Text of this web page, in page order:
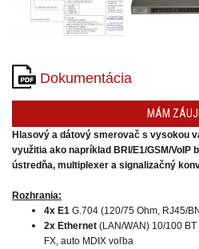
SW
produkty
Dokumentácia
MÁM
Hlasový a dátový smerovač s vysokou
využitia ako napríklad BRI/E1/GSM/VoIP
ústredňa, multiplexer a signalizačný
Rozhrania:
4x E1 G.704 (120/75 Ohm, RJ45/
2x Ethernet (LAN/WAN) 10/100
FX, auto MDIX voľba